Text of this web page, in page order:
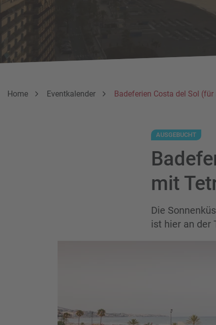
Breadcrumbnavigation
Sie befinden sich hier:
Home Eventkalender Badeferien Costa del Sol
AUSGEBUCHT
mit
Die
ist hier an der